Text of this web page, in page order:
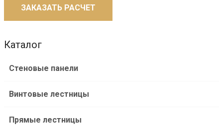
ЗАКАЗАТЬ РАСЧЕТ
Каталог
Стеновые панели
Винтовые лестницы
Прямые лестницы